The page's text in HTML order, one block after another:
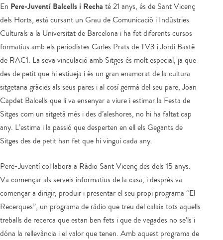
En Pere-Juventí Balcells i Recha té 21 anys, és de Sant Vicenç
dels Horts, està cursant un Grau de Comunicació i Indústries
Culturals a la Universitat de Barcelona i ha fet diferents cursos
formatius amb els periodistes Carles Prats de TV3 i Jordi Basté
de RAC1. La seva vinculació amb Sitges és molt especial, ja que
des de petit que hi estiueja i és un gran enamorat de la cultura
sitgetana gràcies als seus pares i al cosí germà del seu pare, Joan
Capdet Balcells que li va ensenyar a viure i estimar la Festa de
Sitges com un sitgetà més i des d’aleshores, no hi ha faltat cap
any. L’estima i la passió que desperten en ell els Gegants de
Sitges des de petit han fet que hi vingui cada any.
Pere-Juventí col·labora a Ràdio Sant Vicenç des dels 15 anys.
Va començar als serveis informatius de la casa, i després va
començar a dirigir, produir i presentar el seu propi programa “El
Recerques”, un programa de ràdio que treu del calaix tots aquells
treballs de recerca que estan ben fets i que de vegades no se’ls i
dóna la rellevància i el valor que tenen. Amb aquest programa de